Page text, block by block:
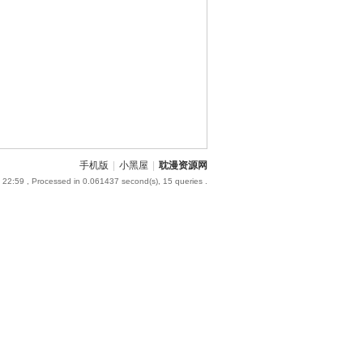
手机版 小黑屋 耽漫资源网
22:59 , Processed in 0.061437 second(s), 15 queries .